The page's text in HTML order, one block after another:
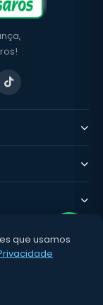
0001-80 | Av.
que usamos